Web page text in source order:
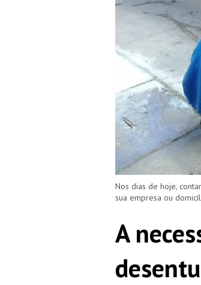
Nos dias de hoje,
sua empresa ou
A